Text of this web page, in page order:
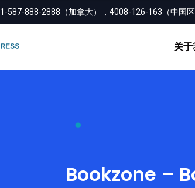
1-587-888-2888（加拿大），4008-126-163（中国区
关于
Bookzone –